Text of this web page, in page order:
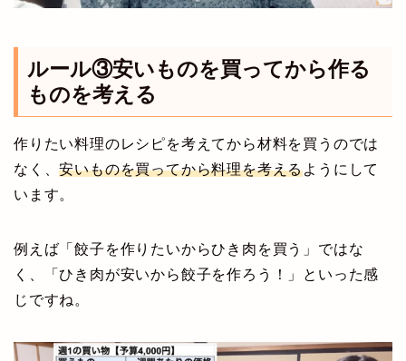
ルール③安いものを買ってから作る
ものを考える
作りたい料理のレシピを考えてから材料を買うのでは
なく、安いものを買ってから料理を考えるようにして
います。
例えば「餃子を作りたいからひき肉を買う」ではな
く、「ひき肉が安いから餃子を作ろう！」といった感
じですね。